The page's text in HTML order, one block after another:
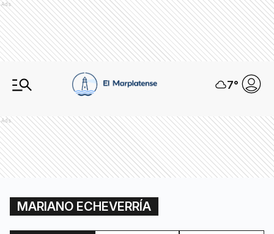
Ads
7°
Ads
MARIANO ECHEVERRÍA